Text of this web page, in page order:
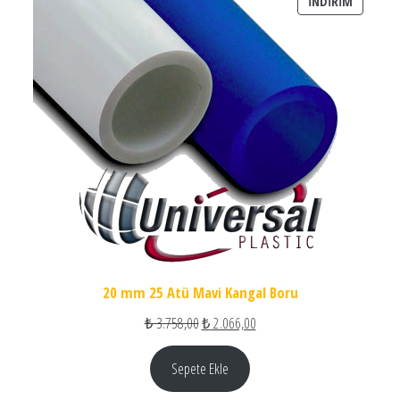
20 mm 25 Atü Mavi Kangal Boru
₺3.758,00Orijinal fiyat: ₺ 3.758,00.
₺2.066,00Şu andaki fiyat: ₺ 2.066,00.
Sepete Ekle